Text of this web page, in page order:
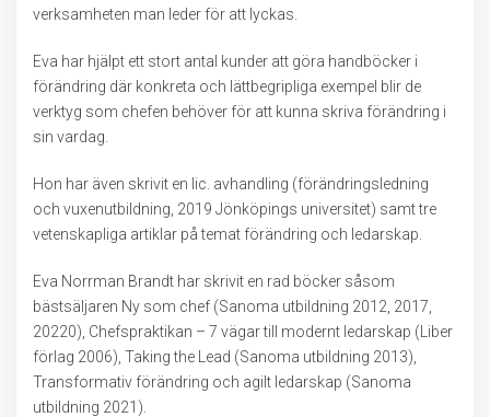
verksamheten man leder för att lyckas.
Eva har hjälpt ett stort antal kunder att göra handböcker i
förändring där konkreta och lättbegripliga exempel blir de
verktyg som chefen behöver för att kunna skriva förändring i
sin vardag.
Hon har även skrivit en lic. avhandling (förändringsledning
och vuxenutbildning, 2019 Jönköpings universitet) samt tre
vetenskapliga artiklar på temat förändring och ledarskap.
Eva Norrman Brandt har skrivit en rad böcker såsom
bästsäljaren Ny som chef (Sanoma utbildning 2012, 2017,
20220), Chefspraktikan – 7 vägar till modernt ledarskap (Liber
förlag 2006), Taking the Lead (Sanoma utbildning 2013),
Transformativ förändring och agilt ledarskap (Sanoma
utbildning 2021).